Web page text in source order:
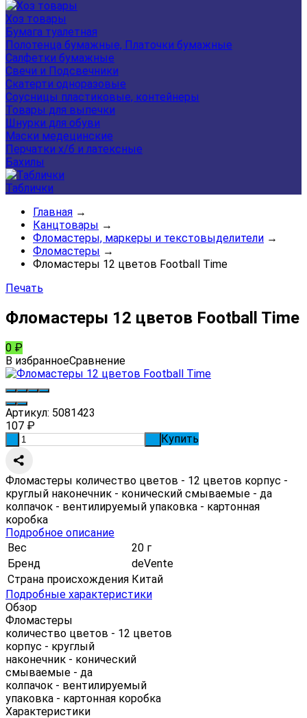
Хоз товары
Бумага туалетная
Полотенца бумажные, Платочки бумажные
Салфетки бумажные
Свечи и Подсвечники
Скатерти одноразовые
Соусницы пластиковые, контейнеры
Товары для выпечки
Шнурки для обуви
Маски медецинские
Перчатки х/б и латексные
Бахилы
Таблички
Главная →
Канцтовары →
Фломастеры, маркеры и текстовыделители →
Фломастеры →
Фломастеры 12 цветов Football Time
Печать
Фломастеры 12 цветов Football Time
0 ₽
В избранноеСравнение
Артикул: 5081423
107 ₽
Купить
Фломастеры количество цветов - 12 цветов корпус -
круглый наконечник - конический смываемые - да
колпачок - вентилируемый упаковка - картонная
коробка
Подробное описание
Вес
20 г
Бренд
deVente
Страна происхождения Китай
Подробные характеристики
Обзор
Фломастеры
количество цветов - 12 цветов
корпус - круглый
наконечник - конический
смываемые - да
колпачок - вентилируемый
упаковка - картонная коробка
Характеристики